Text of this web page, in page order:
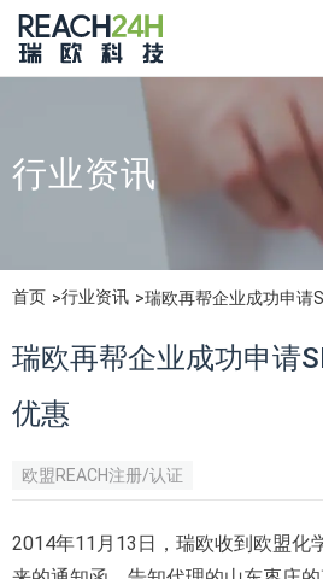
行业资讯
首页 行业资讯 瑞欧再帮企业成功申请
瑞欧再帮企业成功申请
优惠
欧盟REACH注册/认证
2014年11月13日，瑞欧收到欧盟化